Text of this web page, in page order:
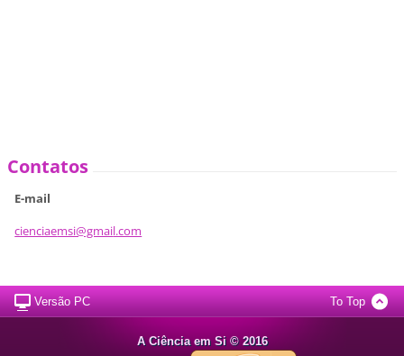
Contatos
E-mail
cienciaemsi@gmail.com
Versão PC To Top
A Ciência em Si © 2016